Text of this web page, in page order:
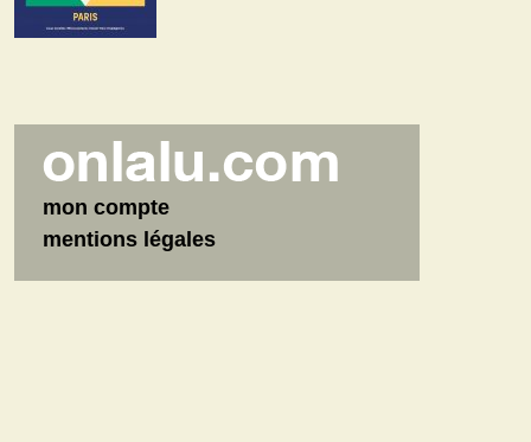
mon compte
mentions légales